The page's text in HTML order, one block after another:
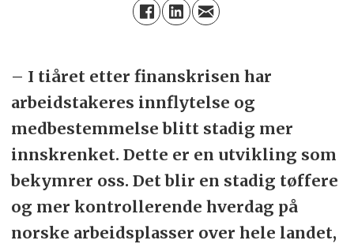
– I tiåret etter finanskrisen har
arbeidstakeres innflytelse og
medbestemmelse blitt stadig mer
innskrenket. Dette er en utvikling som
bekymrer oss. Det blir en stadig tøffere
og mer kontrollerende hverdag på
norske arbeidsplasser over hele landet,